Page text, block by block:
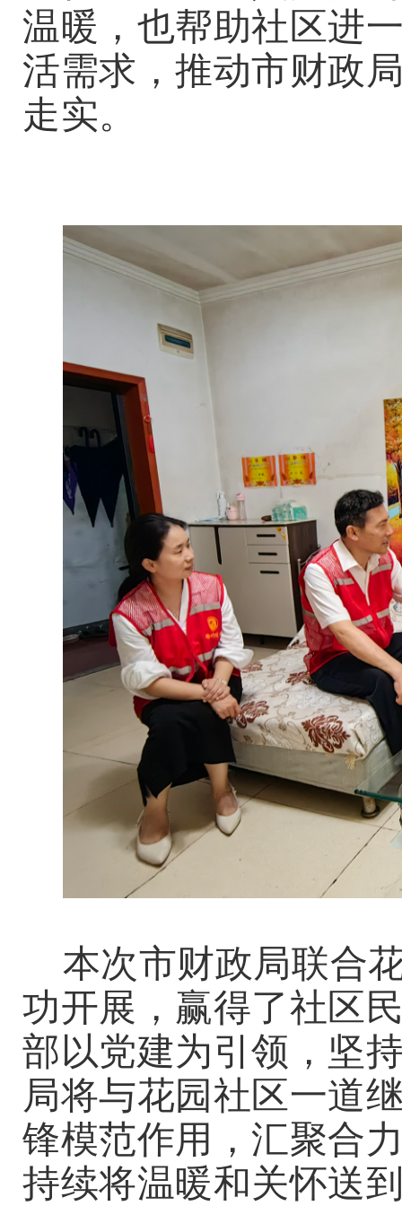
温暖， 也帮助社区进
活需求，推动市财政
走实。
本次市财政局联合
功开展，赢得了社区
部以党建为引领，坚
局将与花园社区一道
锋模范作用，汇聚合
持续将温暖和关怀送